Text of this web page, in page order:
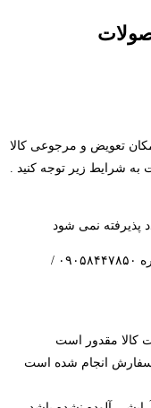
تعویض و مرجوعی کالا
به شرایط زیر توجه کنید .
پذیرفته نمی شود
(حتما در ابتدا با واحد فروش در واتساپ به شماره ۰۹۰۵۸۴۴۷۸۵۰ /
سفارش انجام شده است